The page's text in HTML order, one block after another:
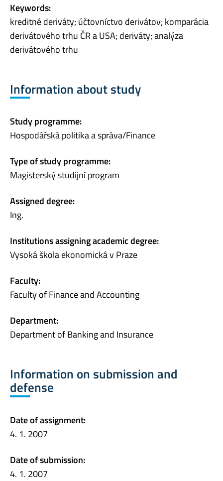
Keywords:
kreditné deriváty; účtovníctvo derivátov; komparácia
derivátového trhu ČR a USA; deriváty; analýza
derivátového trhu
Information about study
Study programme:
Hospodářská politika a správa/Finance
Type of study programme:
Magisterský studijní program
Assigned degree:
Ing.
Institutions assigning academic degree:
Vysoká škola ekonomická v Praze
Faculty:
Faculty of Finance and Accounting
Department:
Department of Banking and Insurance
Information on submission and
defense
Date of assignment:
4. 1. 2007
Date of submission:
4. 1. 2007